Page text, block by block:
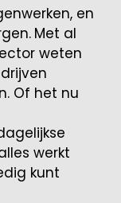
en
Met al
weten
Of het nu
werkt
kunt